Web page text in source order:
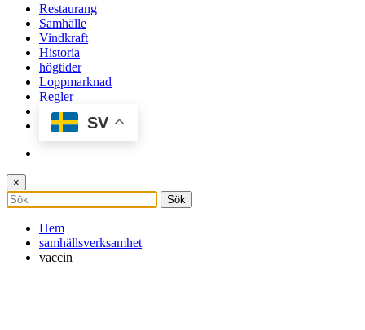
Restaurang
Samhälle
Vindkraft
Historia
högtider
Loppmarknad
Regler
SV
×
Hem
samhällsverksamhet
vaccin